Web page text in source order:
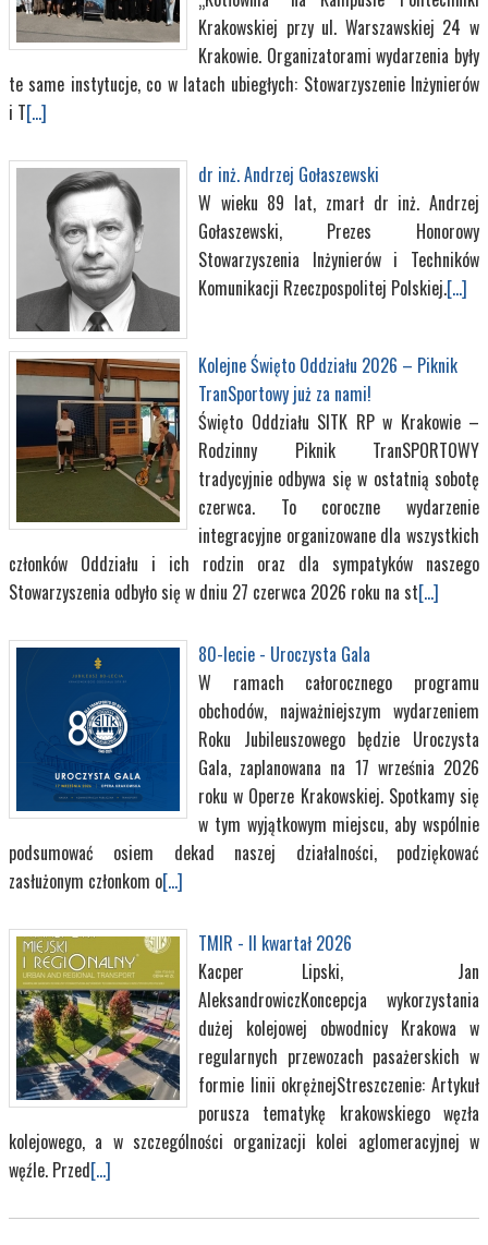
Krakowskiej przy ul. Warszawskiej 24 w
Krakowie. Organizatorami wydarzenia były
te same instytucje, co w latach ubiegłych: Stowarzyszenie Inżynierów
i T[...]
dr inż. Andrzej Gołaszewski
W wieku 89 lat, zmarł dr inż. Andrzej
Gołaszewski, Prezes Honorowy
Stowarzyszenia Inżynierów i Techników
Komunikacji Rzeczpospolitej Polskiej.[...]
Kolejne Święto Oddziału 2026 – Piknik
TranSportowy już za nami!
Święto Oddziału SITK RP w Krakowie –
Rodzinny Piknik TranSPORTOWY
tradycyjnie odbywa się w ostatnią sobotę
czerwca. To coroczne wydarzenie
integracyjne organizowane dla wszystkich
członków Oddziału i ich rodzin oraz dla sympatyków naszego
Stowarzyszenia odbyło się w dniu 27 czerwca 2026 roku na st[...]
80-lecie - Uroczysta Gala
W ramach całorocznego programu
obchodów, najważniejszym wydarzeniem
Roku Jubileuszowego będzie Uroczysta
Gala, zaplanowana na 17 września 2026
roku w Operze Krakowskiej. Spotkamy się
w tym wyjątkowym miejscu, aby wspólnie
podsumować osiem dekad naszej działalności, podziękować
zasłużonym członkom o[...]
TMIR - II kwartał 2026
Kacper Lipski, Jan
AleksandrowiczKoncepcja wykorzystania
dużej kolejowej obwodnicy Krakowa w
regularnych przewozach pasażerskich w
formie linii okrężnejStreszczenie: Artykuł
porusza tematykę krakowskiego węzła
kolejowego, a w szczególności organizacji kolei aglomeracyjnej w
węźle. Przed[...]